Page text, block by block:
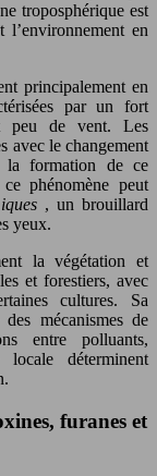
troposphérique est
en
principalement en
par un fort
peu de vent. Les
avec le changement
la formation de ce
phénomène peut
, un brouillard
yeux.
la végétation et
et forestiers, avec
cultures. Sa
mécanismes de
entre polluants,
locale déterminent
furanes et